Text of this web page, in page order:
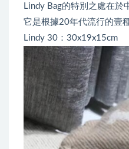
Lindy Bag的特別之處在於
它是根據20年代流行的壹
Lindy 30：30x19x15cm